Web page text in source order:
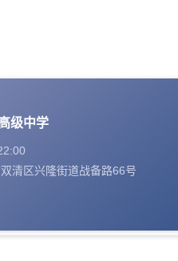
级中学
清区兴隆街道战备路66号